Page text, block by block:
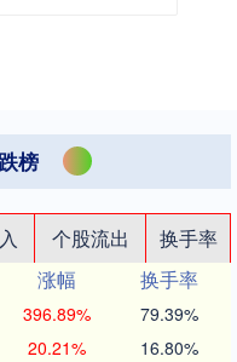
榜
个股流出
换手率
涨幅
换手率
396.89% 79.39%
20.21% 16.80%